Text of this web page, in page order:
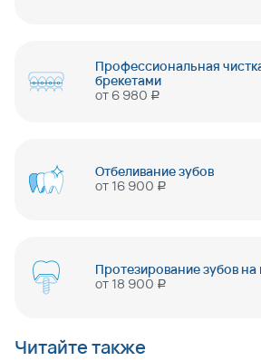
Профессиональная
брекетами
от 6 980 руб
Отбеливание зубов
от 16 900 руб
Протезирование зубов
от 18 900 руб
Читайте также